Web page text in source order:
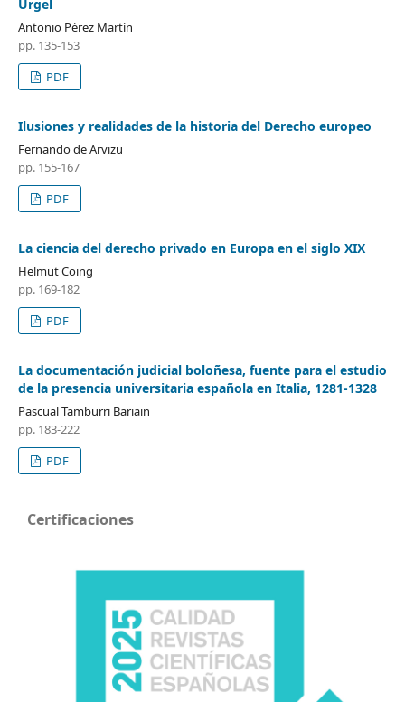
Urgel
Antonio Pérez Martín
pp. 135-153
PDF
Ilusiones y realidades de la historia del Derecho europeo
Fernando de Arvizu
pp. 155-167
PDF
La ciencia del derecho privado en Europa en el siglo XIX
Helmut Coing
pp. 169-182
PDF
La documentación judicial boloñesa, fuente para el estudio
de la presencia universitaria española en Italia, 1281-1328
Pascual Tamburri Bariain
pp. 183-222
PDF
Certificaciones